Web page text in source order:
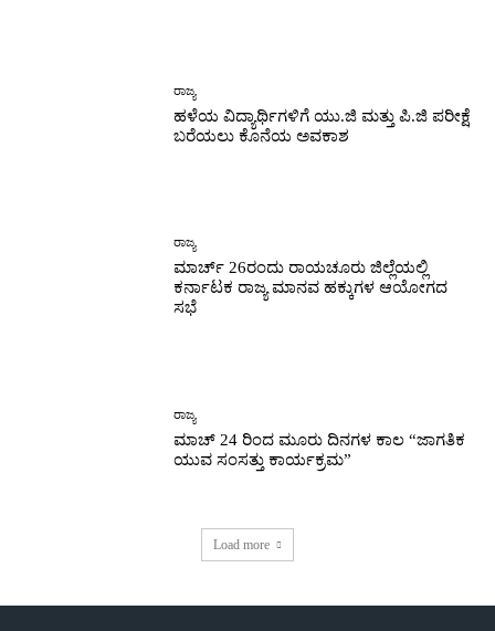
ರಾಜ್ಯ
ಹಳೆಯ ವಿದ್ಯಾರ್ಥಿಗಳಿಗೆ ಯು.ಜಿ ಮತ್ತು ಪಿ.ಜಿ ಪರೀಕ್ಷೆ
ಬರೆಯಲು ಕೊನೆಯ ಅವಕಾಶ
ರಾಜ್ಯ
ಮಾರ್ಚ್ 26ರಂದು ರಾಯಚೂರು ಜಿಲ್ಲೆಯಲ್ಲಿ
ಕರ್ನಾಟಕ ರಾಜ್ಯ ಮಾನವ ಹಕ್ಕುಗಳ ಆಯೋಗದ
ಸಭೆ
ರಾಜ್ಯ
ಮಾಚ್ 24 ರಿಂದ ಮೂರು ದಿನಗಳ ಕಾಲ “ಜಾಗತಿಕ
ಯುವ ಸಂಸತ್ತು ಕಾರ್ಯಕ್ರಮ”
Load more